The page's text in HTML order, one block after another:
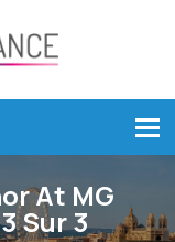
At MG
Sur 3